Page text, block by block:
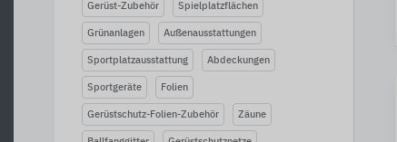
Gerüst-Zubehör Spielplatzflächen
Grünanlagen Außenausstattungen
Sportplatzausstattung Abdeckungen
Sportgeräte Folien
Gerüstschutz-Folien-Zubehör Zäune